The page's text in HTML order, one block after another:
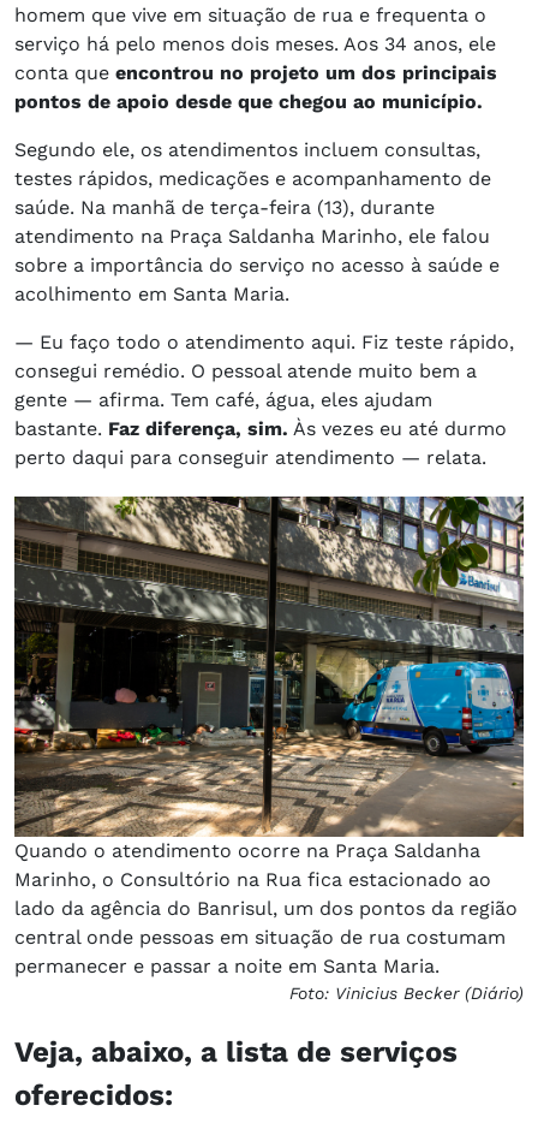
homem que vive em situação de rua e frequenta o
serviço há pelo menos dois meses. Aos 34 anos, ele
conta que encontrou no projeto um dos principais
pontos de apoio desde que chegou ao município.
Segundo ele, os atendimentos incluem consultas,
testes rápidos, medicações e acompanhamento de
saúde. Na manhã de terça-feira (13), durante
atendimento na Praça Saldanha Marinho, ele falou
sobre a importância do serviço no acesso à saúde e
acolhimento em Santa Maria.
— Eu faço todo o atendimento aqui. Fiz teste rápido,
consegui remédio. O pessoal atende muito bem a
gente — afirma. Tem café, água, eles ajudam
bastante. Faz diferença, sim. Às vezes eu até durmo
perto daqui para conseguir atendimento — relata.
Quando o atendimento ocorre na Praça Saldanha
Marinho, o Consultório na Rua fica estacionado ao
lado da agência do Banrisul, um dos pontos da região
central onde pessoas em situação de rua costumam
permanecer e passar a noite em Santa Maria.
Foto: Vinicius Becker (Diário)
Veja, abaixo, a lista de serviços
oferecidos: